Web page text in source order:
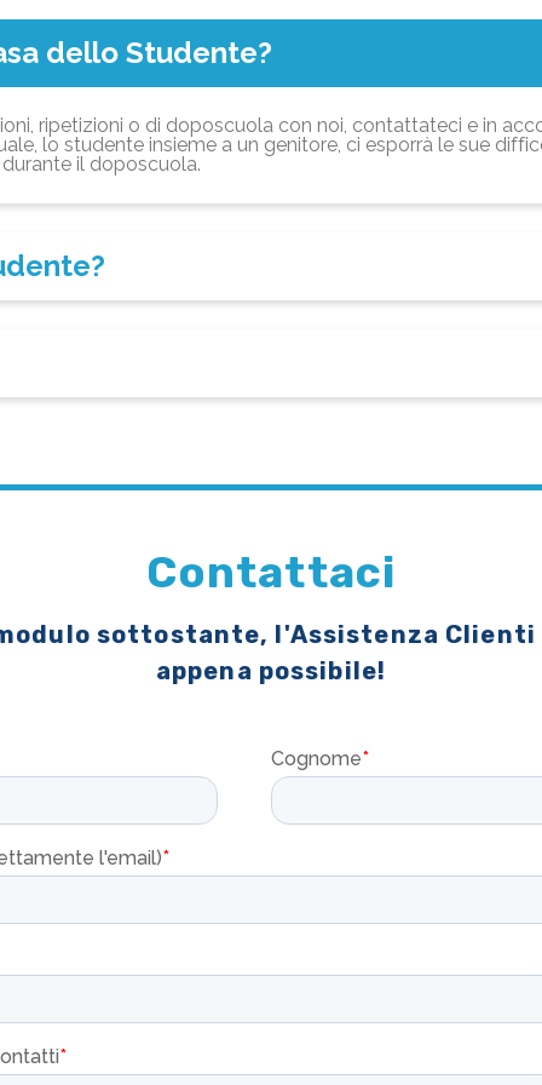
dello Studente?
ripetizioni o di doposcuola con noi, contattateci e in
lo studente insieme a un genitore, ci esporrà le sue
il doposcuola.
Contattaci
sottostante, l'Assistenza Clienti
appena possibile!